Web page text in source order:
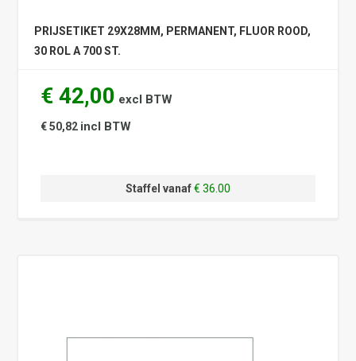
PRIJSETIKET 29X28MM, PERMANENT, FLUOR ROOD,
30 ROL A 700 ST.
€ 42,00 excl BTW
€ 50,82 incl BTW
Staffel vanaf€ 36.00